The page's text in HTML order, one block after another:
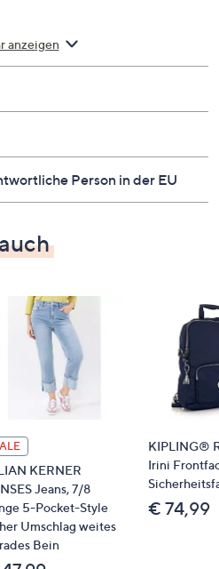
Mat® Einlegesohle für
für
im Schnür- und
Walken, Laufen auf
Trainingseinheiten geeignet
Textil
anzeigen
Person in der EU
KERNER
Jeans, 7/8
5-Pocket-Style
Umschlag weites
Bein
KIPLING®
Irini
€ 74,99